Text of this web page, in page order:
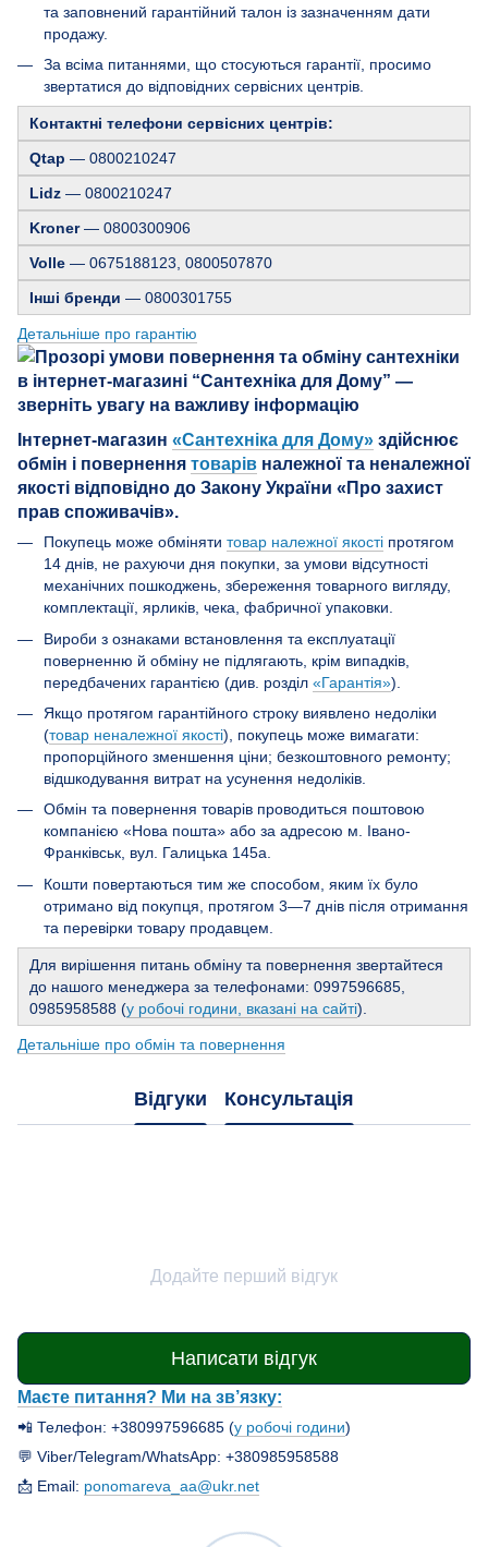
та заповнений гарантійний талон із зазначенням дати
продажу.
За всіма питаннями, що стосуються гарантії, просимо
звертатися до відповідних сервісних центрів.
Контактні телефони сервісних центрів:
Qtap — 0800210247
Lidz — 0800210247
Kroner— 0800300906
Volle — 0675188123, 0800507870
Інші бренди — 0800301755
Детальніше про гарантію
Інтернет-магазин «Сантехніка для Дому» здійснює
обмін і повернення товарів належної та неналежної
якості відповідно до Закону України «Про захист
прав споживачів».
Покупець може обміняти товар належної якості протягом
14 днів, не рахуючи дня покупки, за умови відсутності
механічних пошкоджень, збереження товарного вигляду,
комплектації, ярликів, чека, фабричної упаковки.
Вироби з ознаками встановлення та експлуатації
поверненню й обміну не підлягають, крім випадків,
передбачених гарантією (див. розділ «Гарантія»).
Якщо протягом гарантійного строку виявлено недоліки
(товар неналежної якості), покупець може вимагати:
пропорційного зменшення ціни; безкоштовного ремонту;
відшкодування витрат на усунення недоліків.
Обмін та повернення товарів проводиться поштовою
компанією «Нова пошта» або за адресою м. Івано-
Франківськ, вул. Галицька 145а.
Кошти повертаються тим же способом, яким їх було
отримано від покупця, протягом 3—7 днів після отримання
та перевірки товару продавцем.
Для вирішення питань обміну та повернення звертайтеся
до нашого менеджера за телефонами: 0997596685,
0985958588 (у робочі години, вказані на сайті).
Детальніше про обмін та повернення
Відгуки Консультація
Додайте перший відгук
Написати відгук
Маєте питання? Ми на зв’язку:
📲 Телефон: +380997596685 (у робочі години)
💬 Viber/Telegram/WhatsApp: +380985958588
📩 Email: ponomareva_aa@ukr.net